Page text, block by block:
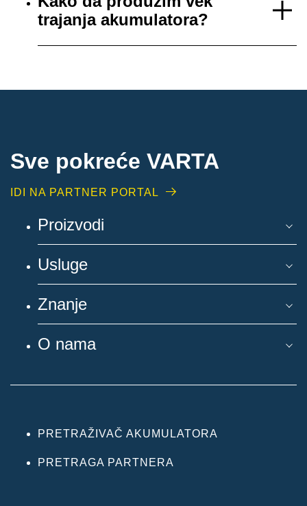
trajanja akumulatora?
Sve pokreće VARTA
IDI NA PARTNER PORTAL
Proizvodi
Usluge
Znanje
O nama
PRETRAŽIVAČ AKUMULATORA
PRETRAGA PARTNERA